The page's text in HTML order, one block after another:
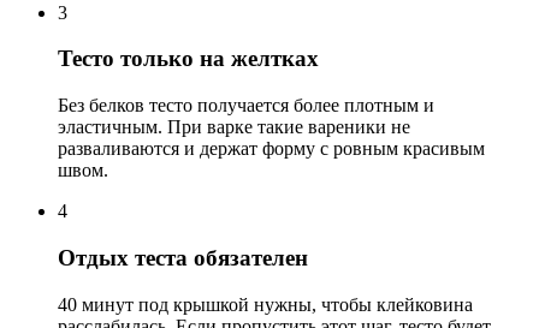
3
Тесто только на желтках
Без белков тесто получается более плотным и
эластичным. При варке такие вареники не
разваливаются и держат форму с ровным красивым
швом.
4
Отдых теста обязателен
40 минут под крышкой нужны, чтобы клейковина